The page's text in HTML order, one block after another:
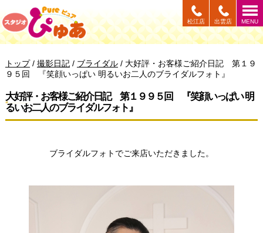
このページの本文へ
MENU
出雲店
松江店
現
在
位
置：
トップ/ 撮影日記/ ブライダル/ 大好評・お客様ご紹介日記 第１９
９５回 『笑顔いっぱい 明るいお二人のブライダルフォト』
大好評・お客様ご紹介日記 第１９９５回 『笑顔いっぱい 明
るいお二人のブライダルフォト』
ブライダルフォトでご来店いただきました。